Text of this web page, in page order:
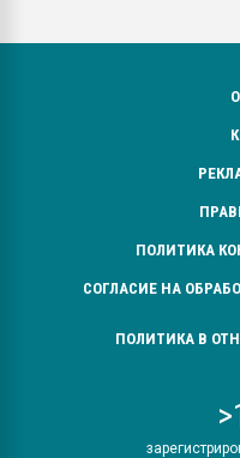
ПОЛИТИКА
СОГЛАСИЕ НА
ПОЛИТИКА В